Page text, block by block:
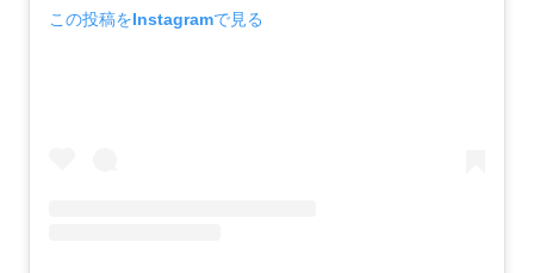
この投稿をInstagramで見る